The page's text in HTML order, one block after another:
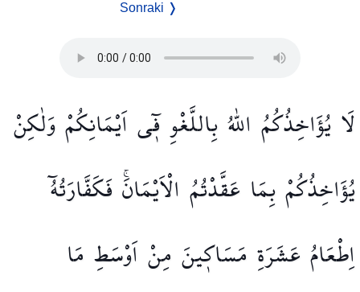
Sonraki ❭
لَا يُؤَاخِذُكُمُ اللّٰهُبِاللَّغْوِف۪ٓياَيْمَانِكُمْوَلٰكِنْ
يُؤَاخِذُكُمْبِمَا عَقَّدْتُمُ الْاَيْمَانَۚفَكَفَّارَتُهُٓ
اِطْعَامُ عَشَرَةِ مَسَاك۪ينَ مِنْاَوْسَطِ مَا